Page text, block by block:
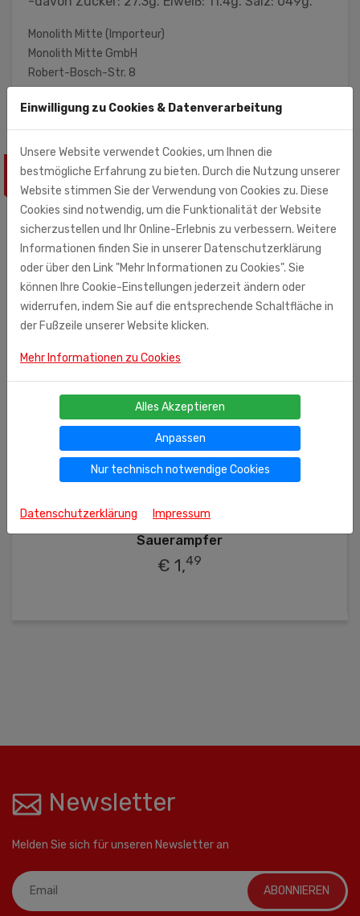
Monolith Mitte (Importeur)
Monolith Mitte GmbH
Robert-Bosch-Str. 8
ÄHNLICHE PRODUKTE
Ähnliche Produkte
Sauerampfer
€ 1,49
Newsletter
Melden Sie sich für unseren Newsletter an
ABONNIEREN
Einwilligung zu Cookies & Datenverarbeitung
Unsere Website verwendet Cookies, um Ihnen die
bestmögliche Erfahrung zu bieten. Durch die Nutzung unserer
Website stimmen Sie der Verwendung von Cookies zu. Diese
Cookies sind notwendig, um die Funktionalität der Website
sicherzustellen und Ihr Online-Erlebnis zu verbessern. Weitere
Informationen finden Sie in unserer Datenschutzerklärung
oder über den Link "Mehr Informationen zu Cookies". Sie
können Ihre Cookie-Einstellungen jederzeit ändern oder
widerrufen, indem Sie auf die entsprechende Schaltfläche in
der Fußzeile unserer Website klicken.
Mehr Informationen zu Cookies
Alles Akzeptieren
Anpassen
Nur technisch notwendige Cookies
Datenschutzerklärung Impressum